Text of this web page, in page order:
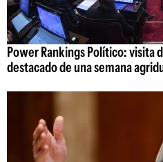
Power Rankings Político: visita
destacado de una semana